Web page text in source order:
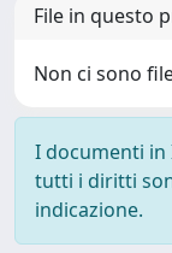
File in questo
Non ci sono
I documenti in
tutti i diritti
indicazione.